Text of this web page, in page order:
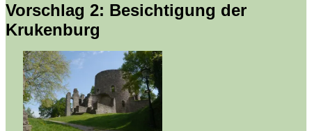
Vorschlag 2: Besichtigung der
Krukenburg